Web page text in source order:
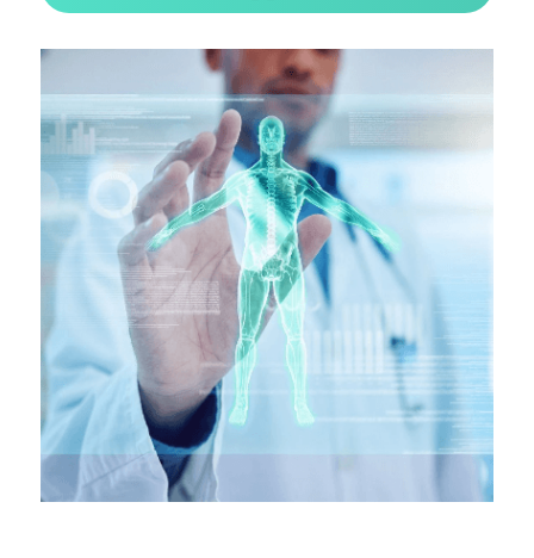
無創肝臟診斷 Fibroscan
子宮輸卵管造影檢查 Hysterosalpingogram
骨質密度檢查 DEXA Bone Density
X光檢查 X Ray
健康資訊 Health Information
自我乳房檢查 Be your Breast Friend